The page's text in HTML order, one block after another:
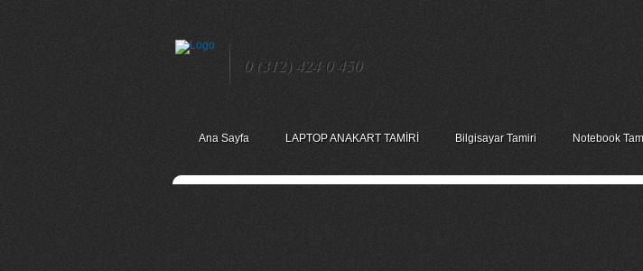
0 (312) 424 0 450
Ana Sayfa LAPTOP ANAKART TAMİRİ Bilgisayar Tamiri Notebook